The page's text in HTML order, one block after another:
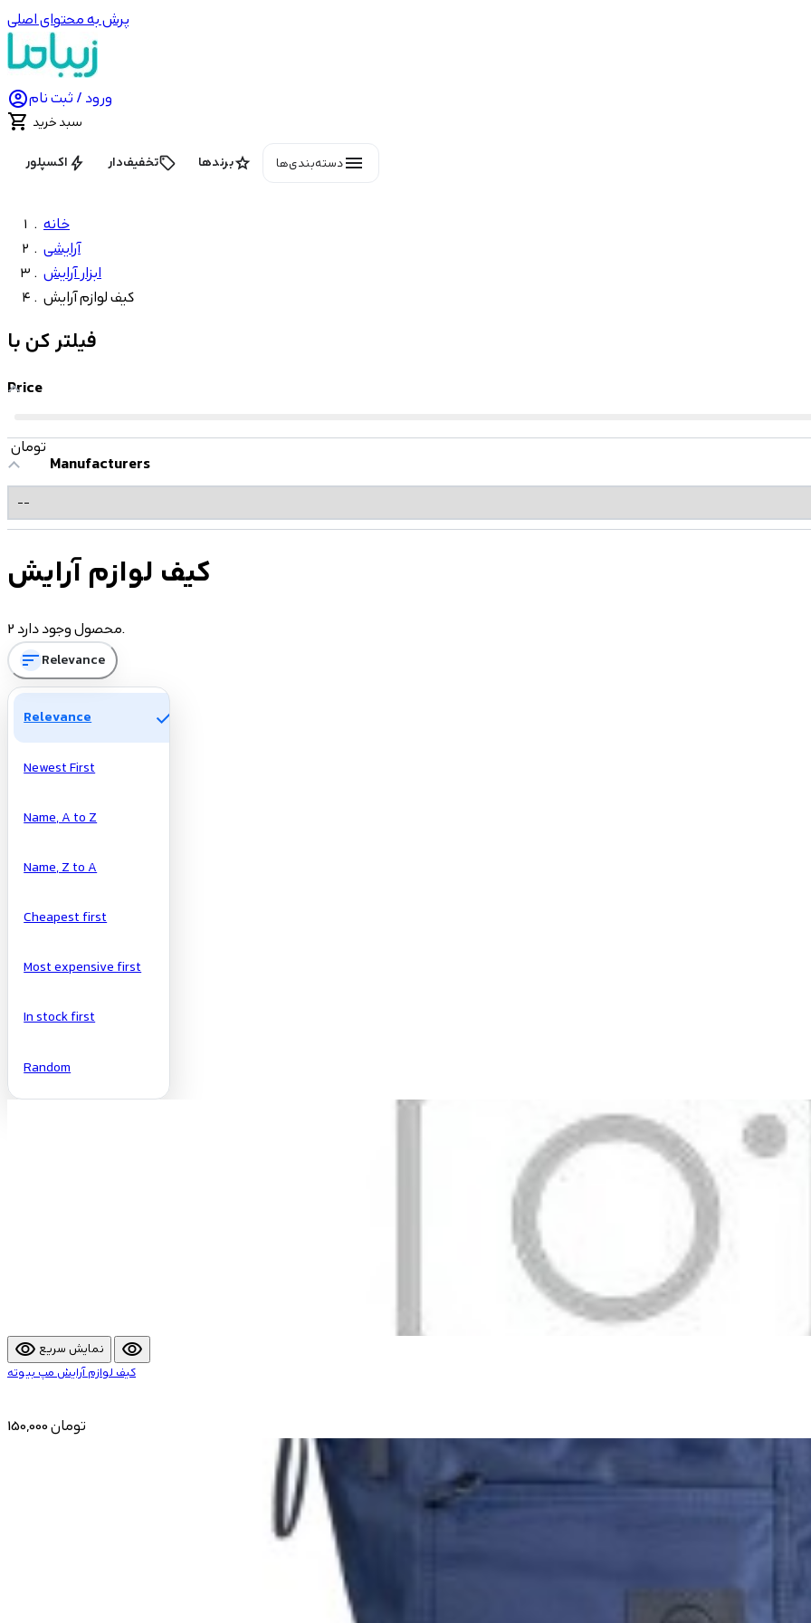
پرش به محتوای اصلی
ورود / ثبت نام
 سبد خرید
menuدسته‌بندی‌ها starبرندها local_offerتخفیف‌دار boltاکسپلور
خانه
آرایشی
ابزار آرایش
کیف لوازم آرایش
فیلتر کن با
Price
تومان
Manufacturers
کیف لوازم آرایش
2 محصول وجود دارد.
sortRelevance
Relevance check
Newest First
Name, A to Z
Name, Z to A
Cheapest first
Most expensive first
In stock first
Random
visibility نمایش سریع visibility
کیف لوازم آرایش مپ بیوته
150,000 تومان